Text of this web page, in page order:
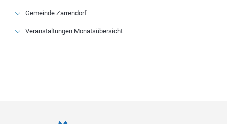
Gemeinde Zarrendorf
Veranstaltungen Monatsübersicht